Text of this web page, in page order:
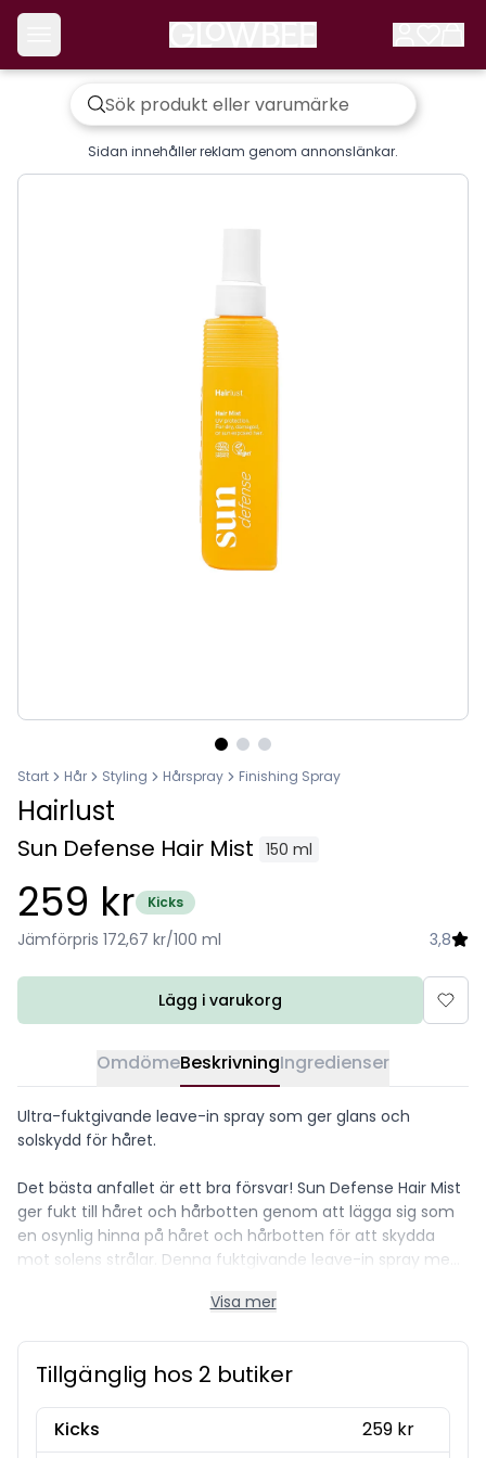
Sidan innehåller reklam genom annonslänkar.
Start Hår Styling Hårspray Finishing Spray
Hairlust
Sun Defense Hair Mist 150 ml
259 kr Kicks
Jämförpris 172,67 kr/100 ml 3,8
Lägg i varukorg
OmdömeBeskrivningIngredienser
Ultra-fuktgivande leave-in spray som ger glans och
solskydd för håret.
Det bästa anfallet är ett bra försvar! Sun Defense Hair Mist
ger fukt till håret och hårbotten genom att lägga sig som
en osynlig hinna på håret och hårbotten för att skydda
mot solens strålar. Denna fuktgivande leave-in spray med
eller andra utsatta hårtyper, då den ger en fuktboost och
Hemligheten ligger i Phytessence™ French Oak Extract, en
ingrediens rik på antioxidanter som agerar som ett
naturligt UV-filter plus andra växtbaserade, fuktgivande
ingredienser.
Visa mer
Tillgänglig hos 2 butiker
Kicks
259 kr